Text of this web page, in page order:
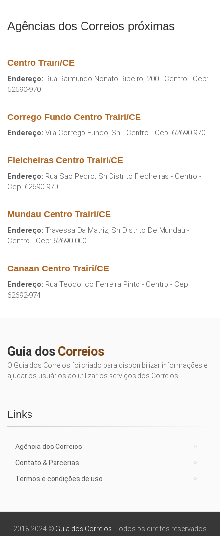
Agências dos Correios próximas
Centro Trairi/CE
Endereço: Rua Raimundo Nonato Ribeiro, 200 - Centro - Cep:
62690-970
Corrego Fundo Centro Trairi/CE
Endereço: Vila Corrego Fundo, Sn - Centro - Cep: 62690-970
Fleicheiras Centro Trairi/CE
Endereço: Rua Sao Pedro, Sn Distrito Flecheiras - Centro -
Cep: 62690-970
Mundau Centro Trairi/CE
Endereço: Travessa Da Matriz, Sn Distrito De Mundau -
Centro - Cep: 62690-000
Canaan Centro Trairi/CE
Endereço: Rua Teodorico Ferreira Pinto - Centro - Cep:
62692-974
Guia dos Correios
O Guia dos Correios foi criado para disponibilizar informações e
ajudar os usuários ao utilizar os serviços dos Correios.
Links
Agência dos Correios
Contato & Parcerias
Termos e condições de uso
2018-2024 © Guia dos Correios . Todos os direitos reservados